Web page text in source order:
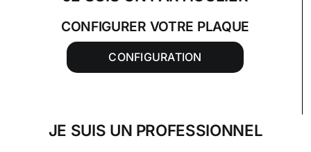
CONFIGURER VOTRE PLAQUE
CONFIGURATION
JE SUIS UN PROFESSIONNEL